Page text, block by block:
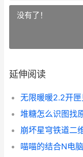
没有了！
延伸阅读
无限暖暖2.2开
喵喵的结合N电